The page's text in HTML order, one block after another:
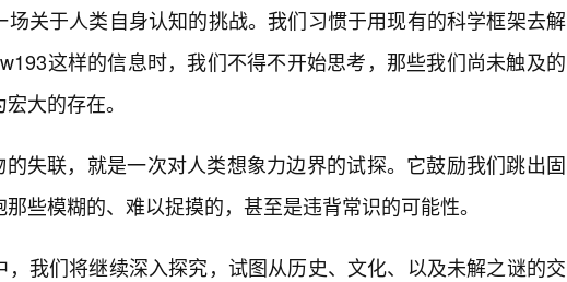
场关于人类自身认知的挑战。我们习惯于用现有的科学框架去解
这样的信息时，我们不得不开始思考，那些我们尚未触及的
大的存在。
失联，就是一次对人类想象力边界的试探。它鼓励我们跳出固
些模糊的、难以捉摸的，甚至是违背常识的可能性。
，我们将继续深入探究，试图从历史、文化、以及未解之谜的交